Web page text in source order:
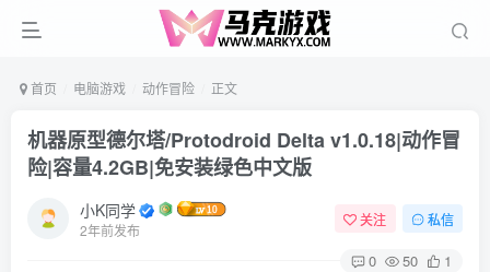
首页 电脑游戏 动作冒险 正文
机器原型德尔塔/Protodroid Delta v1.0.18|动作冒
险|容量4.2GB|免安装绿色中文版
小K同学
2年前发布
关注 私信
0 50 1